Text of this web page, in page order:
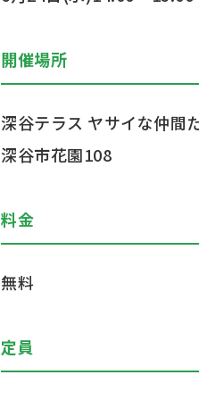
開催場所
深谷テラス ヤサイな仲間
深谷市花園108
料金
無料
定員